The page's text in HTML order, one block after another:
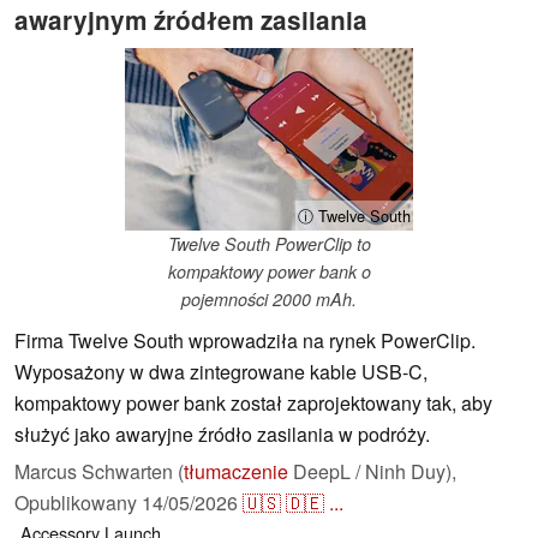
awaryjnym źródłem zasilania
ⓘ Twelve South
Twelve South PowerClip to
kompaktowy power bank o
pojemności 2000 mAh.
Firma Twelve South wprowadziła na rynek PowerClip.
Wyposażony w dwa zintegrowane kable USB-C,
kompaktowy power bank został zaprojektowany tak, aby
służyć jako awaryjne źródło zasilania w podróży.
Marcus Schwarten (tłumaczenie DeepL / Ninh Duy),
Opublikowany 14/05/2026🇺🇸🇩🇪 ...
Accessory Launch